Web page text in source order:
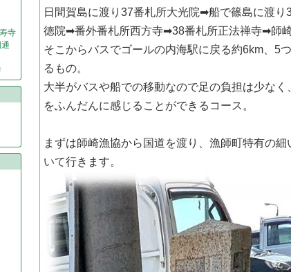
寺
日間賀島に渡り37番札所大光院➡船で篠島に渡り
徳院➡番外番札所西方寺➡38番札所正法禅寺➡師
そこからバスでゴールの内海駅に戻る約6km、5
るもの。
大半がバスや船での移動なので足の負担は少なく
をふんだんに感じることができるコース。
まずは師崎漁協から国道を渡り、漁師町特有の細
いて行きます。